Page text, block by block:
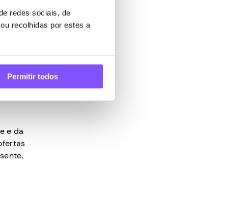
redes sociais, de
recolhidas por estes a
Permitir todos
e da